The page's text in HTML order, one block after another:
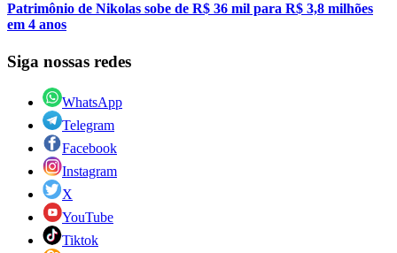
Patrimônio de Nikolas sobe de R$ 36 mil para R$ 3,8 milhões
em 4 anos
Siga nossas redes
WhatsApp
Telegram
Facebook
Instagram
X
YouTube
Tiktok